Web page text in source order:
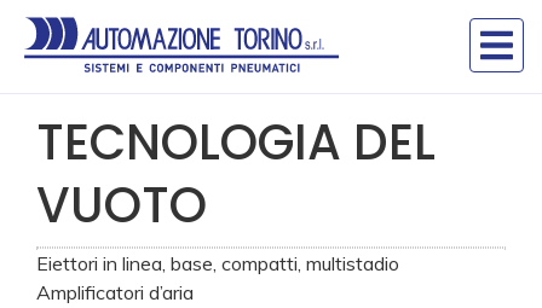
TECNOLOGIA DEL
VUOTO
Eiettori in linea, base, compatti, multistadio
Amplificatori d’aria